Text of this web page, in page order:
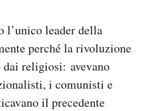
l’unico leader della
perché la rivoluzione
dai religiosi: avevano
i comunisti e
il precedente